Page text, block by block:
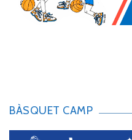
BÀSQUET CAMP